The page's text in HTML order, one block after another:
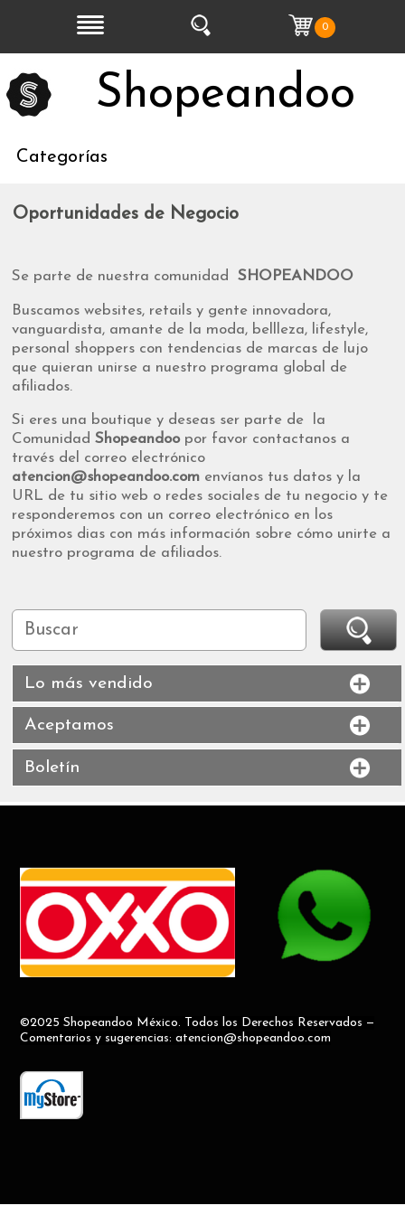
0
Shopeandoo
Categorías
Oportunidades de Negocio
Se parte de nuestra comunidad SHOPEANDOO
Buscamos websites, retails y gente innovadora,
vanguardista, amante de la moda, bellleza, lifestyle,
personal shoppers con tendencias de marcas de lujo
que quieran unirse a nuestro programa global de
afiliados.
Si eres una boutique y deseas ser parte de la
ComunidadShopeandoopor favor contactanos a
través del correo electrónico
atencion@shopeandoo.com envíanos tus datos y la
URL de tu sitio web o redes sociales de tu negocio y te
responderemos con un correo electrónico en los
próximos dias con más información sobre cómo unirte a
nuestro programa de afiliados.
Lo más vendido
Aceptamos
Boletín
©2025 Shopeandoo México. Todos los Derechos Reservados —
Comentarios y sugerencias: atencion@shopeandoo.com